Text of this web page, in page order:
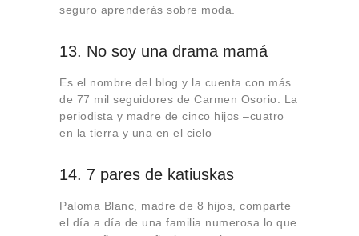
seguro aprenderás sobre moda.
13. No soy una drama mamá
Es el nombre del blog y la cuenta con más
de 77 mil seguidores de Carmen Osorio. La
periodista y madre de cinco hijos –cuatro
en la tierra y una en el cielo–
14. 7 pares de katiuskas
Paloma Blanc, madre de 8 hijos, comparte
el día a día de una familia numerosa lo que